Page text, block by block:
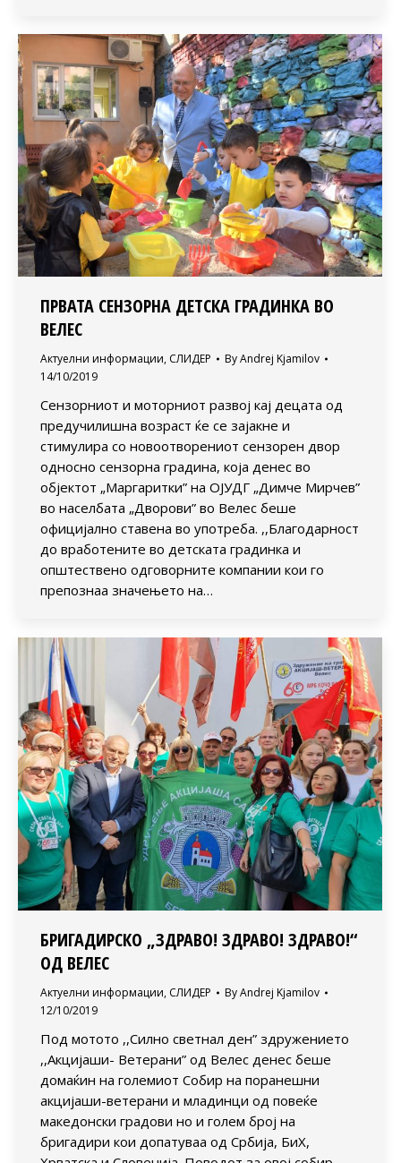
ПРВАТА СЕНЗОРНА ДЕТСКА ГРАДИНКА ВО
ВЕЛЕС
Актуелни информации, СЛИДЕР ByAndrej Kjamilov
14/10/2019
Сензорниот и моторниот развој кај децата од
предучилишна возраст ќе се зајакне и
стимулира со новоотворениот сензорен двор
односно сензорна градина, која денес во
објектот „Маргаритки” на ОЈУДГ „Димче Мирчев”
во населбата „Дворови” во Велес беше
официјално ставена во употреба. ,,Благодарност
до вработените во детската градинка и
општествено одговорните компании кои го
препознаа значењето на…
БРИГАДИРСКО „ЗДРАВО! ЗДРАВО! ЗДРАВО!“
ОД ВЕЛЕС
Актуелни информации, СЛИДЕР ByAndrej Kjamilov
12/10/2019
Под мотото ,,Силно светнал ден” здружението
,,Акцијаши- Ветерани” од Велес денес беше
домаќин на големиот Собир на поранешни
акцијаши-ветерани и младинци од повеќе
македонски градови но и голем број на
бригадири кои допатуваа од Србија, БиХ,